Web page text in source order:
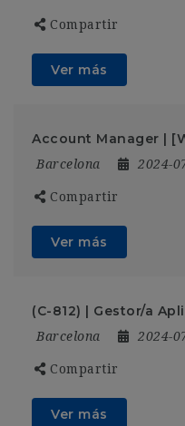
Compartir
Ver más
Account Manager |
Barcelona 2024-
Compartir
Ver más
(C-812) | Gestor/a
Barcelona 2024-
Compartir
Ver más